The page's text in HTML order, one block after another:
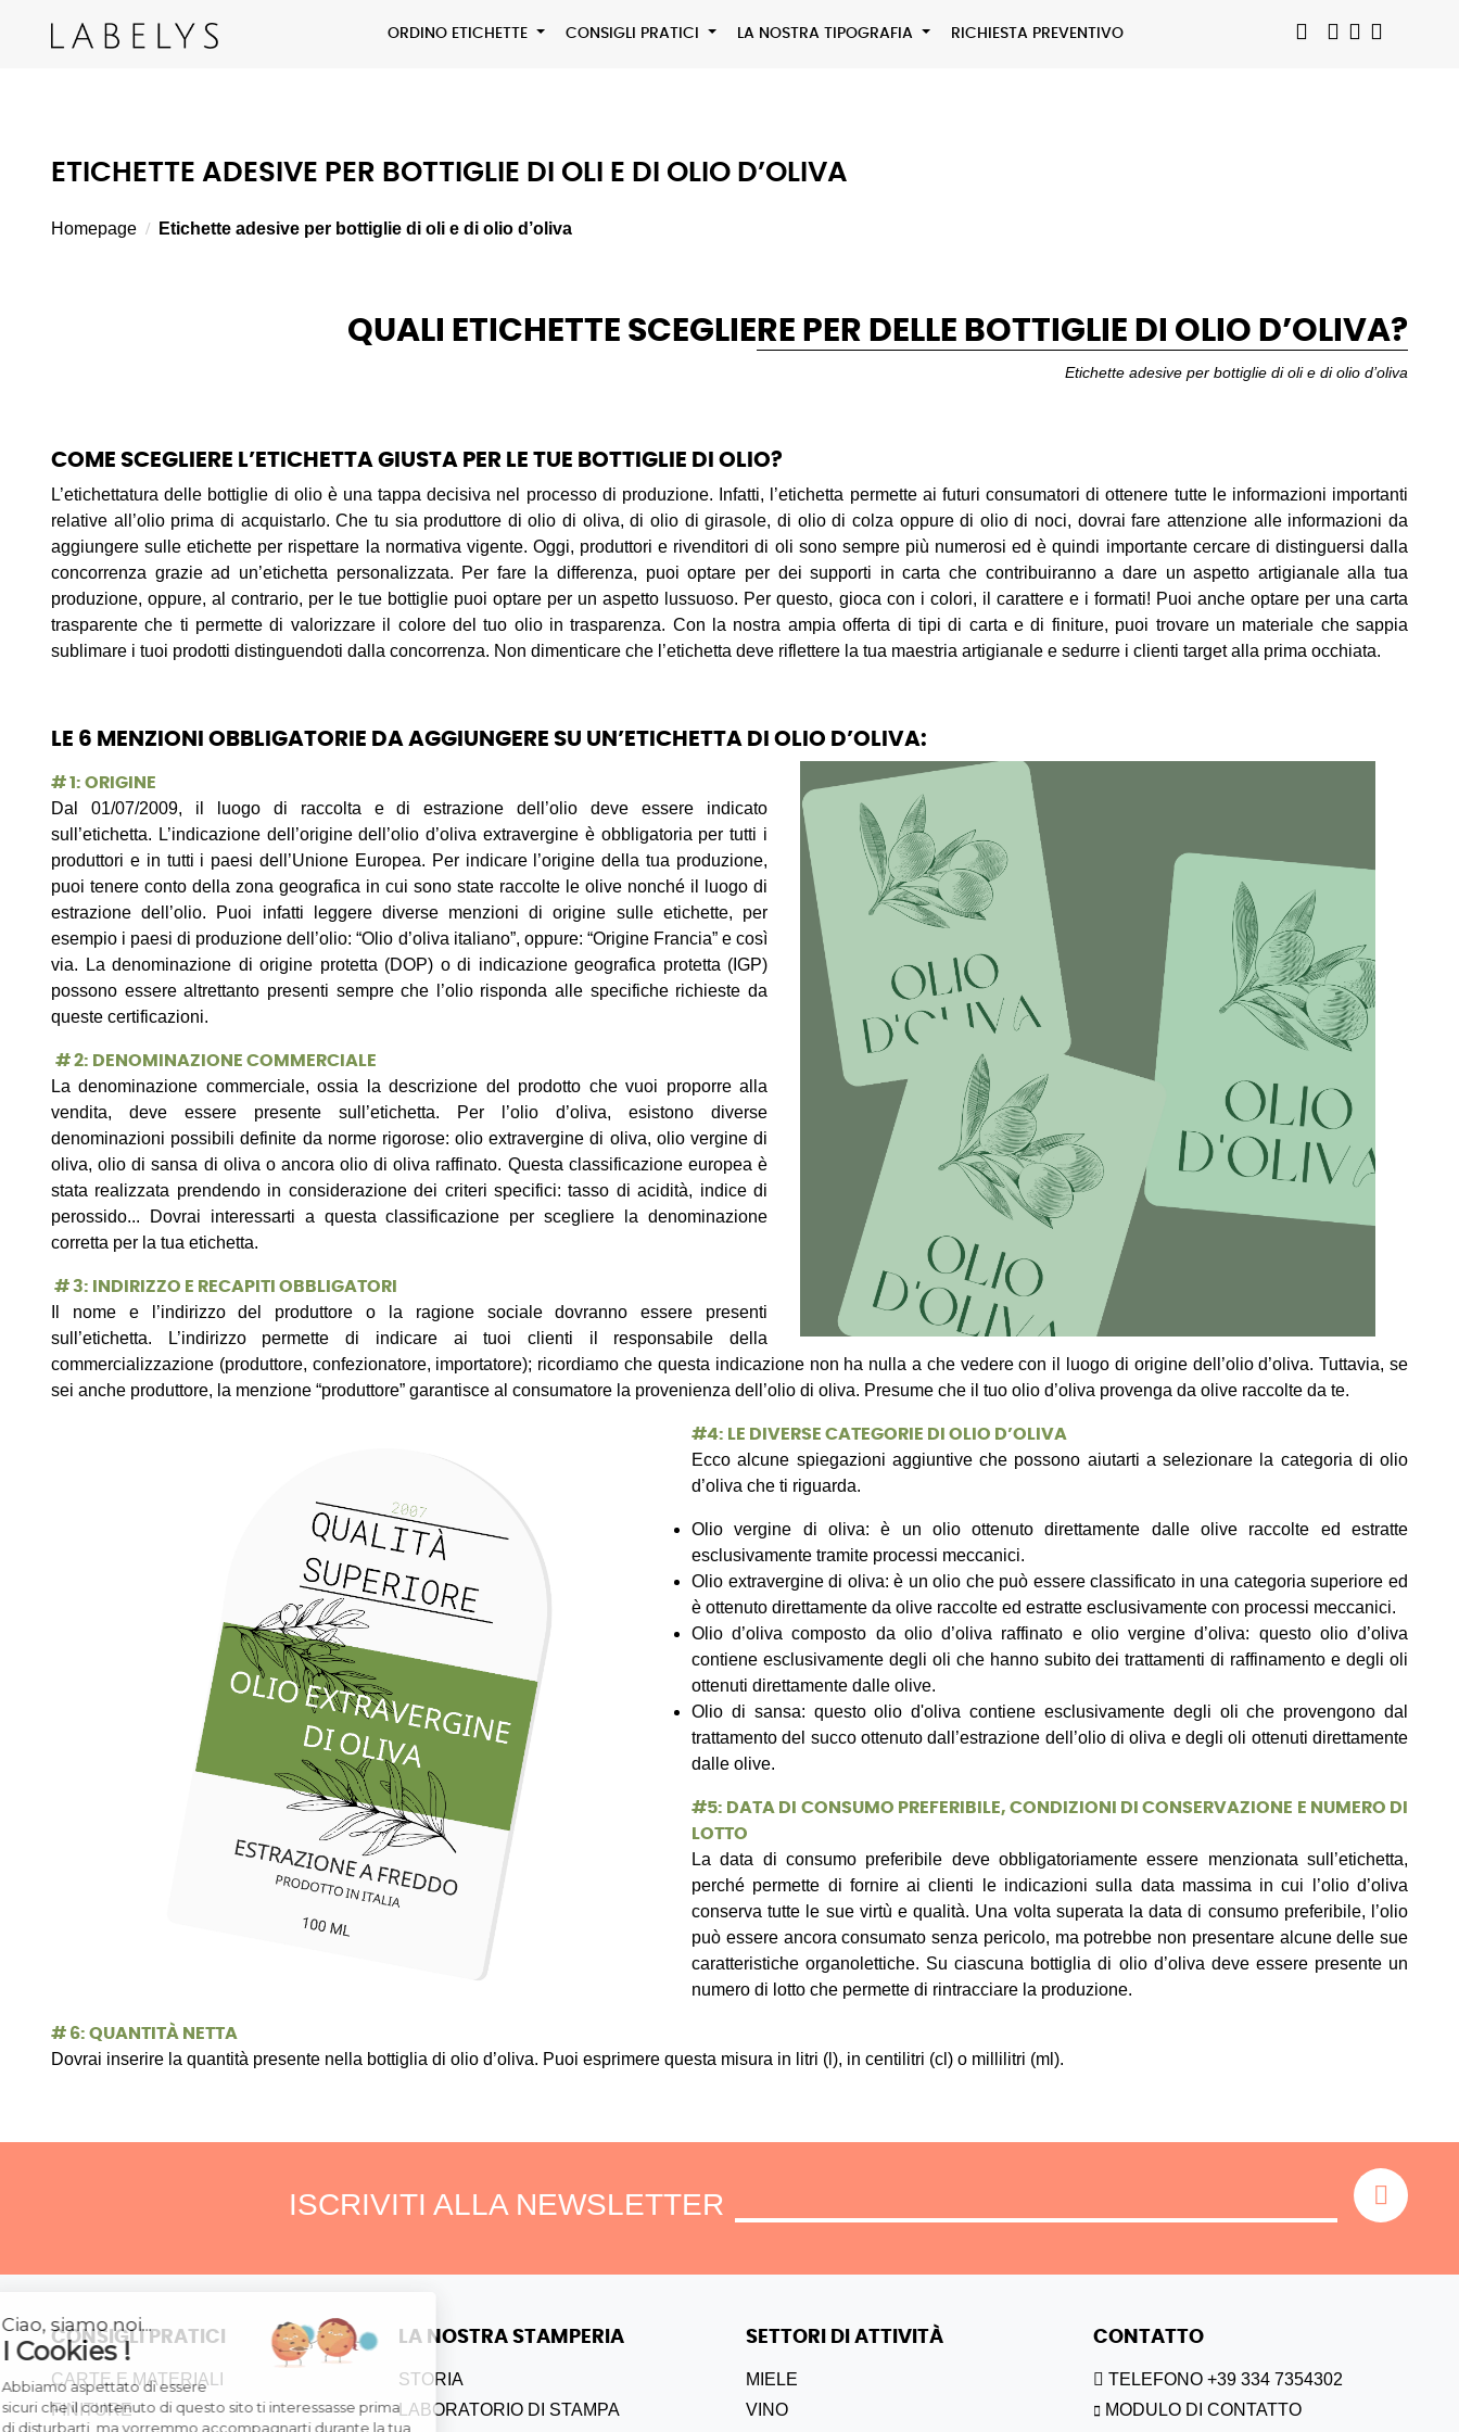
Ciao, siamo noi...
I Cookies !
Abbiamo aspettato di essere
sicuri che il contenuto di questo sito ti interessasse prima
di disturbarti, ma vorremmo accompagnarti durante la tua
ORDINO ETICHETTE CONSIGLI PRATICI LA NOSTRA TIPOGRAFIA RICHIESTA PREVENTIVO
ETICHETTE ADESIVE PER BOTTIGLIE DI OLI E DI OLIO D’OLIVA
Homepage Etichette adesive per bottiglie di oli e di olio d’oliva
QUALI ETICHETTE SCEGLIERE PER DELLE BOTTIGLIE DI OLIO D’OLIVA?
Etichette adesive per bottiglie di oli e di olio d’oliva
COME SCEGLIERE L’ETICHETTA GIUSTA PER LE TUE BOTTIGLIE DI OLIO?
L’etichettatura delle bottiglie di olio è una tappa decisiva nel processo di produzione. Infatti, l’etichetta permette ai futuri consumatori di ottenere tutte le informazioni importanti
relative all’olio prima di acquistarlo. Che tu sia produttore di olio di oliva, di olio di girasole, di olio di colza oppure di olio di noci, dovrai fare attenzione alle informazioni da
aggiungere sulle etichette per rispettare la normativa vigente. Oggi, produttori e rivenditori di oli sono sempre più numerosi ed è quindi importante cercare di distinguersi dalla
concorrenza grazie ad un’etichetta personalizzata. Per fare la differenza, puoi optare per dei supporti in carta che contribuiranno a dare un aspetto artigianale alla tua
produzione, oppure, al contrario, per le tue bottiglie puoi optare per un aspetto lussuoso. Per questo, gioca con i colori, il carattere e i formati! Puoi anche optare per una carta
trasparente che ti permette di valorizzare il colore del tuo olio in trasparenza. Con la nostra ampia offerta di tipi di carta e di finiture, puoi trovare un materiale che sappia
sublimare i tuoi prodotti distinguendoti dalla concorrenza. Non dimenticare che l’etichetta deve riflettere la tua maestria artigianale e sedurre i clienti target alla prima occhiata.
LE 6 MENZIONI OBBLIGATORIE DA AGGIUNGERE SU UN’ETICHETTA DI OLIO D’OLIVA:
# 1: ORIGINE
Dal 01/07/2009, il luogo di raccolta e di estrazione dell’olio deve essere indicato
sull’etichetta. L’indicazione dell’origine dell’olio d’oliva extravergine è obbligatoria per tutti i
produttori e in tutti i paesi dell’Unione Europea. Per indicare l’origine della tua produzione,
puoi tenere conto della zona geografica in cui sono state raccolte le olive nonché il luogo di
estrazione dell’olio. Puoi infatti leggere diverse menzioni di origine sulle etichette, per
esempio i paesi di produzione dell’olio: “Olio d’oliva italiano”, oppure: “Origine Francia” e così
via. La denominazione di origine protetta (DOP) o di indicazione geografica protetta (IGP)
possono essere altrettanto presenti sempre che l’olio risponda alle specifiche richieste da
queste certificazioni.
# 2: DENOMINAZIONE COMMERCIALE
La denominazione commerciale, ossia la descrizione del prodotto che vuoi proporre alla
vendita, deve essere presente sull’etichetta. Per l’olio d’oliva, esistono diverse
denominazioni possibili definite da norme rigorose: olio extravergine di oliva, olio vergine di
oliva, olio di sansa di oliva o ancora olio di oliva raffinato. Questa classificazione europea è
stata realizzata prendendo in considerazione dei criteri specifici: tasso di acidità, indice di
perossido... Dovrai interessarti a questa classificazione per scegliere la denominazione
corretta per la tua etichetta.
#3: INDIRIZZO E RECAPITI OBBLIGATORI
Il nome e l’indirizzo del produttore o la ragione sociale dovranno essere presenti
sull’etichetta. L’indirizzo permette di indicare ai tuoi clienti il responsabile della
commercializzazione (produttore, confezionatore, importatore); ricordiamo che questa indicazione non ha nulla a che vedere con il luogo di origine dell’olio d’oliva. Tuttavia, se
sei anche produttore, la menzione “produttore” garantisce al consumatore la provenienza dell’olio di oliva. Presume che il tuo olio d’oliva provenga da olive raccolte da te.
#4: LE DIVERSE CATEGORIE DI OLIO D’OLIVA
Ecco alcune spiegazioni aggiuntive che possono aiutarti a selezionare la categoria di olio
d’oliva che ti riguarda.
Olio vergine di oliva: è un olio ottenuto direttamente dalle olive raccolte ed estratte
esclusivamente tramite processi meccanici.
Olio extravergine di oliva: è un olio che può essere classificato in una categoria superiore ed
è ottenuto direttamente da olive raccolte ed estratte esclusivamente con processi meccanici.
Olio d’oliva composto da olio d’oliva raffinato e olio vergine d’oliva: questo olio d’oliva
contiene esclusivamente degli oli che hanno subito dei trattamenti di raffinamento e degli oli
ottenuti direttamente dalle olive.
Olio di sansa: questo olio d'oliva contiene esclusivamente degli oli che provengono dal
trattamento del succo ottenuto dall’estrazione dell’olio di oliva e degli oli ottenuti direttamente
dalle olive.
#5: DATA DI CONSUMO PREFERIBILE, CONDIZIONI DI CONSERVAZIONE E NUMERO DI
LOTTO
La data di consumo preferibile deve obbligatoriamente essere menzionata sull’etichetta,
perché permette di fornire ai clienti le indicazioni sulla data massima in cui l’olio d’oliva
conserva tutte le sue virtù e qualità. Una volta superata la data di consumo preferibile, l’olio
può essere ancora consumato senza pericolo, ma potrebbe non presentare alcune delle sue
caratteristiche organolettiche. Su ciascuna bottiglia di olio d’oliva deve essere presente un
numero di lotto che permette di rintracciare la produzione.
# 6: QUANTITÀ NETTA
Dovrai inserire la quantità presente nella bottiglia di olio d’oliva. Puoi esprimere questa misura in litri (l), in centilitri (cl) o millilitri (ml).
ISCRIVITI ALLA NEWSLETTER
CONSIGLI PRATICI
CARTE E MATERIALI
FINITURE
LA NOSTRA STAMPERIA
STORIA
LABORATORIO DI STAMPA
SETTORI DI ATTIVITÀ
MIELE
VINO
CONTATTO
TELEFONO +39 334 7354302
MODULO DI CONTATTO